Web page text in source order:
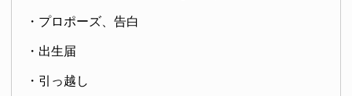
・プロポーズ、告白
・出生届
・引っ越し